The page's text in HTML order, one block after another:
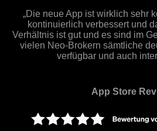
„Die neue App ist wirklich sehr
kontinuierlich verbessert und
Verhältnis ist gut und es sind im
vielen Neo-Brokern sämtliche
verfügbar und auch
App Store